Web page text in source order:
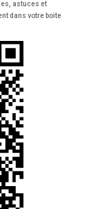
astuces et
dans votre boite